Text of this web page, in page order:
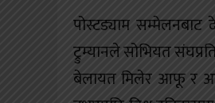
पोस्टड्याम
ट्रुम्यानले सोभियत
बेलायत मिलेर आफू र